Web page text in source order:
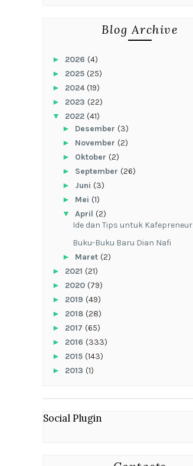
Blog Archive
► 2026 (4)
► 2025 (25)
► 2024(19)
► 2023 (22)
▼ 2022 (41)
► Desember (3)
► November (2)
► Oktober (2)
► September (26)
► Juni (3)
► Mei (1)
▼ April (2)
Ide dan Tips untuk Kafepreneur
Buku-Buku Baru Dian Nafi
► Maret (2)
► 2021 (21)
► 2020 (79)
► 2019 (49)
► 2018 (28)
► 2017 (65)
► 2016 (333)
► 2015 (143)
► 2013 (1)
Social Plugin